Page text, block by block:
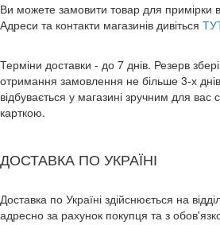
Ви можете замовити товар для примірки
Адреси та контакти магазинів дивіться
Терміни доставки - до 7 днів. Резерв
отримання замовлення не більше 3-х
відбувається у магазині зручним для вас
карткою.
ДОСТАВКА ПО УКРАЇНІ
Доставка по Україні здійснюється на
адресно за рахунок покупця та з